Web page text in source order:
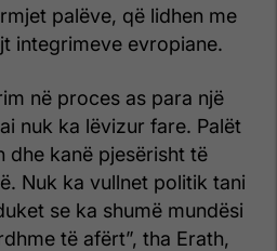
palëve, që lidhen me
integrimeve evropiane.
në proces as para një
nuk ka lëvizur fare. Palët
dhe kanë pjesërisht të
Nuk ka vullnet politik tani
se ka shumë mundësi
të afërt”, tha Erath,